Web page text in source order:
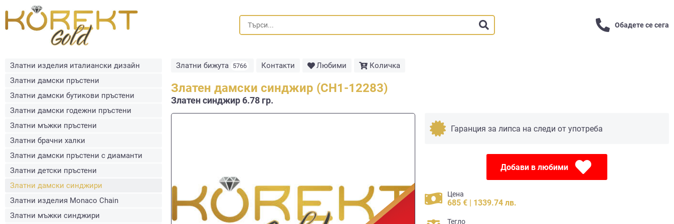
Обадете се сега
Златни изделия италиански дизайн
Златни дамски пръстени
Златни дамски бутикови пръстени
Златни дамски годежни пръстени
Златни мъжки пръстени
Златни брачни халки
Златни дамски пръстени с диаманти
Златни детски пръстени
Златни дамски синджири
Златни изделия Monaco Chain
Златни мъжки синджири
Златни бижута 5766 Контакти Любими Количка
Златен дамски синджир (СН1-12283)
Златен синджир 6.78 гр.
Гаранция за липса на следи от употреба
Добави в любими
Цена
685 € | 1339.74 лв.
Тегло